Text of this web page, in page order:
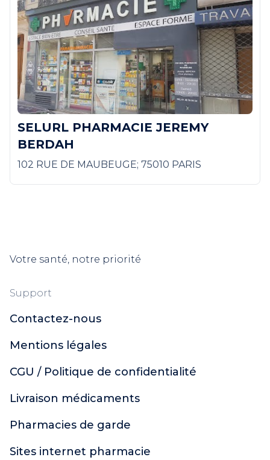
SELURL PHARMACIE JEREMY
BERDAH
102 RUE DE MAUBEUGE; 75010 PARIS
Votre santé, notre priorité
Support
Contactez-nous
Mentions légales
CGU / Politique de confidentialité
Livraison médicaments
Pharmacies de garde
Sites internet pharmacie